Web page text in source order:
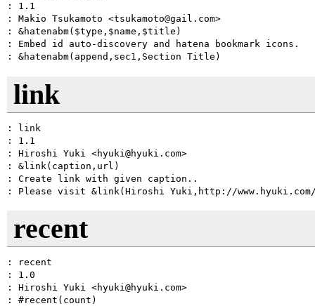
: 1.1
: Makio Tsukamoto <tsukamoto@gail.com>
: &hatenabm($type,$name,$title)
: Embed id auto-discovery and hatena bookmark icons.
link
: link
: 1.1
: Hiroshi Yuki <hyuki@hyuki.com>
: &link(caption,url)
: Create link with given caption..
recent
: recent
: 1.0
: Hiroshi Yuki <hyuki@hyuki.com>
: #recent(count)